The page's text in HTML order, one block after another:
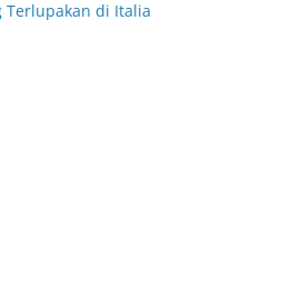
Terlupakan di Italia